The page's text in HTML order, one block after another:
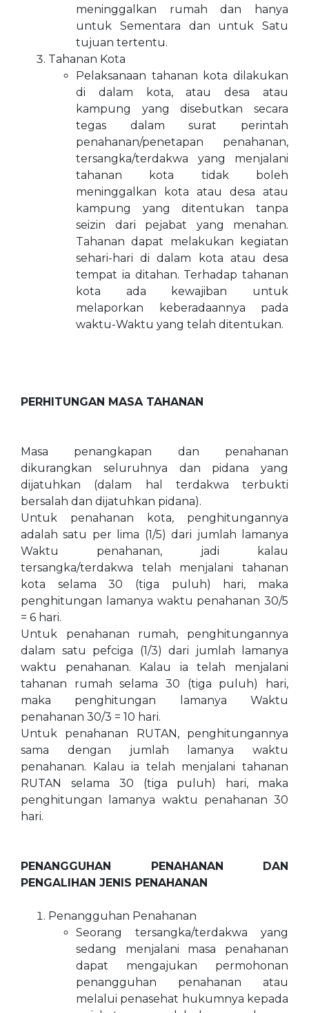
meninggalkan rumah dan hanya
untuk Sementara dan untuk Satu
tujuan tertentu.
Tahanan Kota
Pelaksanaan tahanan kota dilakukan
di dalam kota, atau desa atau
kampung yang disebutkan secara
tegas dalam surat perintah
penahanan/penetapan penahanan,
tersangka/terdakwa yang menjalani
tahanan kota tidak boleh
meninggalkan kota atau desa atau
kampung yang ditentukan tanpa
seizin dari pejabat yang menahan.
Tahanan dapat melakukan kegiatan
sehari-hari di dalam kota atau desa
tempat ia ditahan. Terhadap tahanan
kota ada kewajiban untuk
melaporkan keberadaannya pada
waktu-Waktu yang telah ditentukan.
PERHITUNGAN MASA TAHANAN
Masa penangkapan dan penahanan
dikurangkan seluruhnya dan pidana yang
dijatuhkan (dalam hal terdakwa terbukti
bersalah dan dijatuhkan pidana).
Untuk penahanan kota, penghitungannya
adalah satu per lima (1/5) dari jumlah lamanya
Waktu penahanan, jadi kalau
tersangka/terdakwa telah menjalani tahanan
kota selama 30 (tiga puluh) hari, maka
penghitungan lamanya waktu penahanan 30/5
= 6 hari.
Untuk penahanan rumah, penghitungannya
dalam satu pefciga (1/3) dari jumlah lamanya
waktu penahanan. Kalau ia telah menjalani
tahanan rumah selama 30 (tiga puluh) hari,
maka penghitungan lamanya Waktu
penahanan 30/3 = 10 hari.
Untuk penahanan RUTAN, penghitungannya
sama dengan jumlah lamanya waktu
penahanan. Kalau ia telah menjalani tahanan
RUTAN selama 30 (tiga puluh) hari, maka
penghitungan lamanya waktu penahanan 30
hari.
PENANGGUHAN PENAHANAN DAN
PENGALIHAN JENIS PENAHANAN
Penangguhan Penahanan
Seorang tersangka/terdakwa yang
sedang menjalani masa penahanan
dapat mengajukan permohonan
penangguhan penahanan atau
melalui penasehat hukumnya kepada